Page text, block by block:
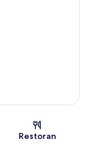
Restoran